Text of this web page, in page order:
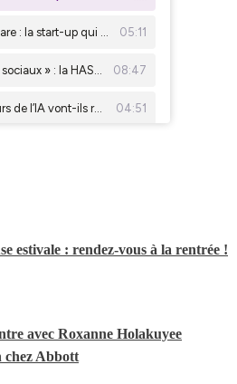
estivale : rendez-vous à la rentrée !
avec Roxanne Holakuyee
chez Abbott